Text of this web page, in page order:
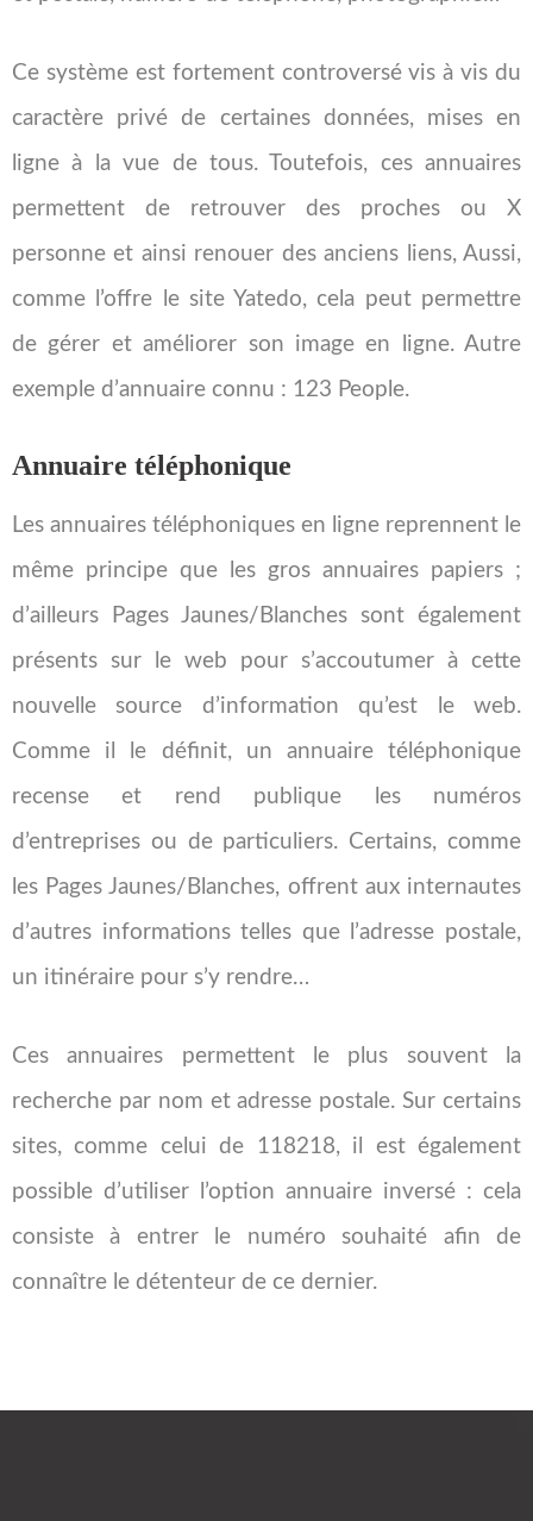
Ce système est fortement controversé vis à vis du
caractère privé de certaines données, mises en
ligne à la vue de tous. Toutefois, ces annuaires
permettent de retrouver des proches ou X
personne et ainsi renouer des anciens liens, Aussi,
comme l’offre le site Yatedo, cela peut permettre
de gérer et améliorer son image en ligne. Autre
exemple d’annuaire connu : 123 People.
Annuaire téléphonique
Les annuaires téléphoniques en ligne reprennent le
même principe que les gros annuaires papiers ;
d’ailleurs Pages Jaunes/Blanches sont également
présents sur le web pour s’accoutumer à cette
nouvelle source d’information qu’est le web.
Comme il le définit, un annuaire téléphonique
recense et rend publique les numéros
d’entreprises ou de particuliers. Certains, comme
les Pages Jaunes/Blanches, offrent aux internautes
d’autres informations telles que l’adresse postale,
un itinéraire pour s’y rendre…
Ces annuaires permettent le plus souvent la
recherche par nom et adresse postale. Sur certains
sites, comme celui de 118218, il est également
possible d’utiliser l’option annuaire inversé : cela
consiste à entrer le numéro souhaité afin de
connaître le détenteur de ce dernier.